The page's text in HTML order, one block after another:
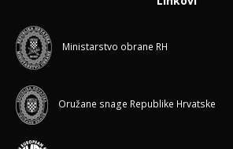
Ministarstvo obrane RH
Oružane snage Republike Hrvatske